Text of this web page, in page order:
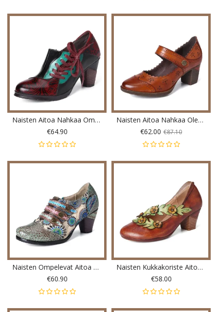
Naisten Aitoa Nahkaa Ompelevat Retrokuvioidut Kukkajousipumput
€64.90
Naisten Aitoa Nahkaa Olevat Retroonttoiset Tyylikkäät Jousipumput
€62.00 €87.10
Naisten Ompelevat Aitoa Nahkaa Olevat Retrojousipumput
€60.90
Naisten Kukkakoriste Aitoa Nahkaa Jousipumpuissa
€58.00